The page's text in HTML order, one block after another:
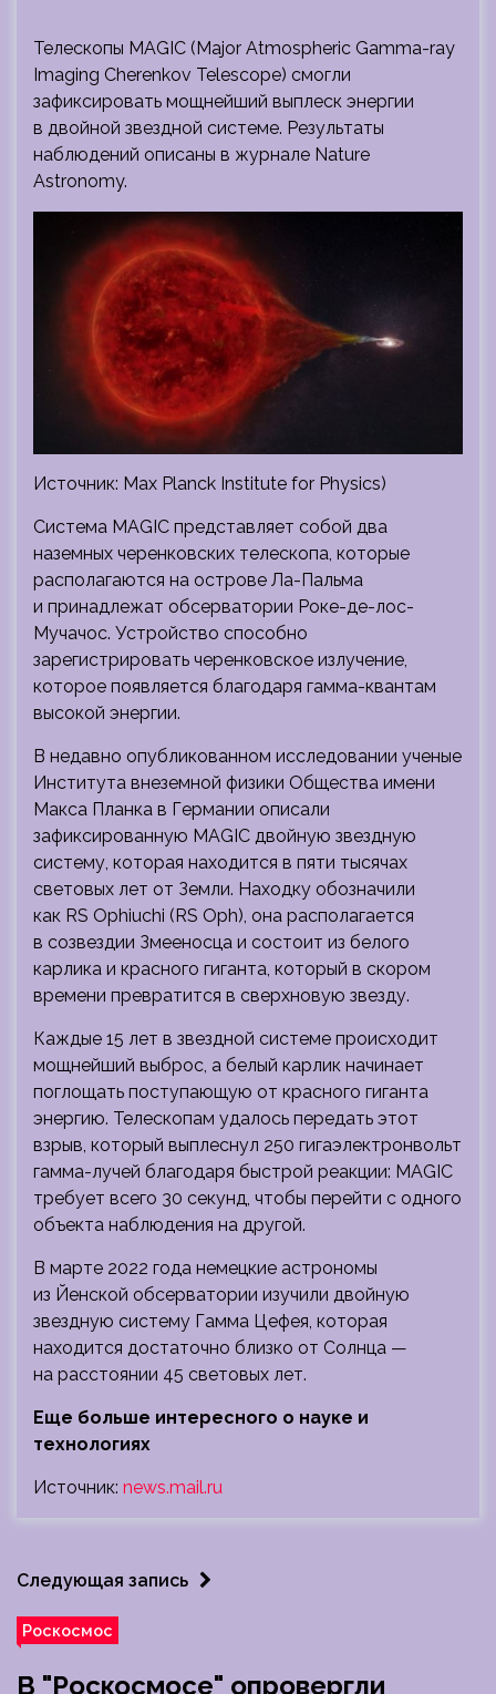
Телескопы MAGIC (Major Atmospheric Gamma-ray
Imaging Cherenkov Telescope) смогли
зафиксировать мощнейший выплеск энергии
в двойной звездной системе. Результаты
наблюдений описаны в журнале Nature
Astronomy.
Источник: Max Planck Institute for Physics)
Система MAGIC представляет собой два
наземных черенковских телескопа, которые
располагаются на острове Ла-Пальма
и принадлежат обсерватории Роке-де-лос-
Мучачос. Устройство способно
зарегистрировать черенковское излучение,
которое появляется благодаря гамма-квантам
высокой энергии.
В недавно опубликованном исследовании ученые
Института внеземной физики Общества имени
Макса Планка в Германии описали
зафиксированную MAGIC двойную звездную
систему, которая находится в пяти тысячах
световых лет от Земли. Находку обозначили
как RS Ophiuchi (RS Oph), она располагается
в созвездии Змееносца и состоит из белого
карлика и красного гиганта, который в скором
времени превратится в сверхновую звезду.
Каждые 15 лет в звездной системе происходит
мощнейший выброс, а белый карлик начинает
поглощать поступающую от красного гиганта
энергию. Телескопам удалось передать этот
взрыв, который выплеснул 250 гигаэлектронвольт
гамма-лучей благодаря быстрой реакции: MAGIC
требует всего 30 секунд, чтобы перейти с одного
объекта наблюдения на другой.
В марте 2022 года немецкие астрономы
из Йенской обсерватории изучили двойную
звездную систему Гамма Цефея, которая
находится достаточно близко от Солнца —
на расстоянии 45 световых лет.
Еще больше интересного о науке и
технологиях
Источник: news.mail.ru
Следующая запись
Роскосмос
В "Роскосмосе" опровергли